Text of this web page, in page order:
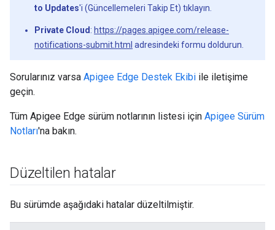
to Updates'i (Güncellemeleri Takip Et) tıklayın.
Private Cloud : https://pages.apigee.com/release-
notifications-submit.html adresindeki formu doldurun.
Sorularınız varsa Apigee Edge Destek Ekibi ile iletişime
geçin.
Tüm Apigee Edge sürüm notlarının listesi için Apigee Sürüm
Notları'na bakın.
Düzeltilen hatalar
Bu sürümde aşağıdaki hatalar düzeltilmiştir.